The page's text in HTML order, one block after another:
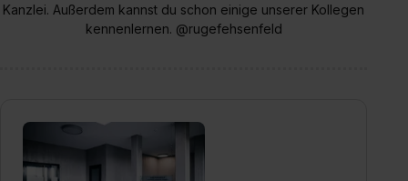
Kanzlei. Außerdem kannst du schon einige unserer Kollegen
kennenlernen. @rugefehsenfeld